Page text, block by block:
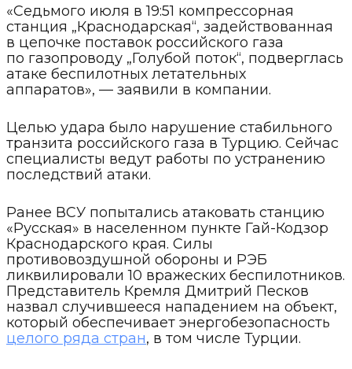
«Седьмого июля в 19:51 компрессорная
станция „Краснодарская“, задействованная
в цепочке поставок российского газа
по газопроводу „Голубой поток“, подверглась
атаке беспилотных летательных
аппаратов», — заявили в компании.
Целью удара было нарушение стабильного
транзита российского газа в Турцию. Сейчас
специалисты ведут работы по устранению
последствий атаки.
Ранее ВСУ попытались атаковать станцию
«Русская» в населенном пункте Гай-Кодзор
Краснодарского края. Силы
противовоздушной обороны и РЭБ
ликвилировали 10 вражеских беспилотников.
Представитель Кремля Дмитрий Песков
назвал случившееся нападением на объект,
который обеспечивает энергобезопасность
целого ряда стран, в том числе Турции.